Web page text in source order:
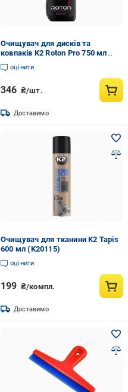
Очищувач для дисків та
ковпаків K2 Roton Pro 750 мл
(K20499)
оцінити
346 ₴/шт.
Доставимо
Очищувач для тканини K2 Tapis
600 мл (K20115)
оцінити
199 ₴/компл.
Доставимо